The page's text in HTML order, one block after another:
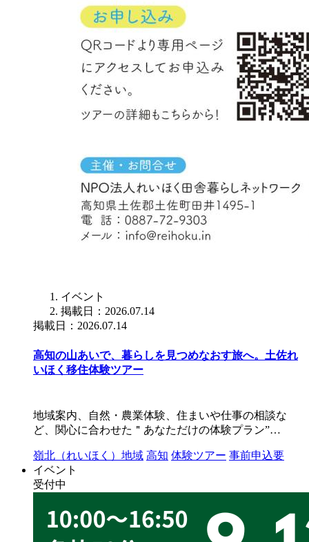
イベント
掲載日：2026.07.14
掲載日：2026.07.14
高知の山あいで、暮らしを見つめなおす旅へ。土佐れ
いほく移住体験ツアー
地域案内、自然・農業体験、住まいや仕事の相談な
ど、関心に合わせた＂あなただけの体験プラン”…
嶺北（れいほく）地域 高知 体験ツアー 事前申込要
イベント
受付中